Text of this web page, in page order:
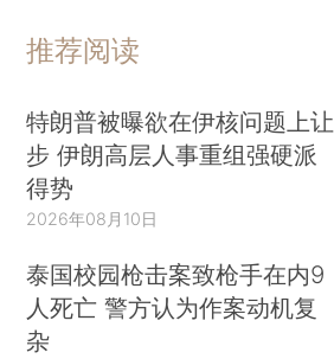
推荐阅读
特朗普被曝欲在伊核问题上让
步 伊朗高层人事重组强硬派
得势
2026年08月10日
泰国校园枪击案致枪手在内9
人死亡 警方认为作案动机复
杂